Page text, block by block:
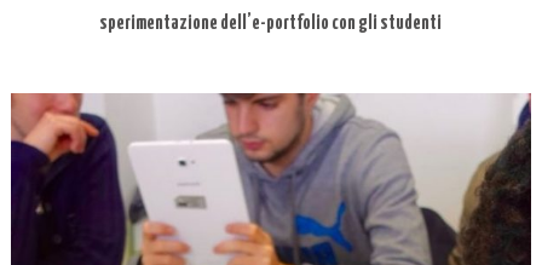
sperimentazione dell’e-portfolio con gli studenti